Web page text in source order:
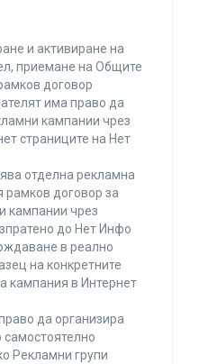
и активиране на
приемане на Общите
договор
има право да
кампании чрез
страниците на Нет
отделна рекламна
договор за
кампании чрез
до Нет Инфо
в реално
на конкретните
кампания в Интернет
да организира
Рекламни групи